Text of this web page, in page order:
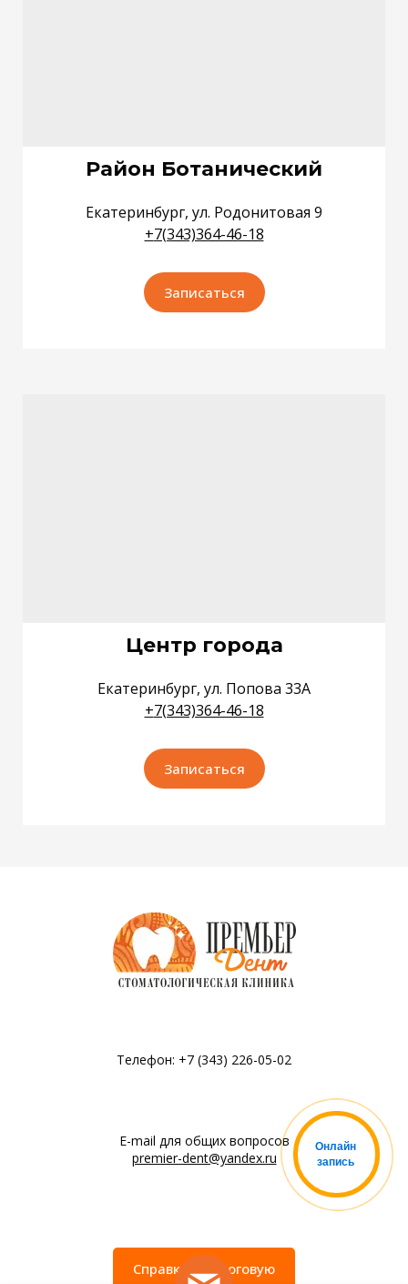
Онлайн
запись
Район Ботанический
Екатеринбург, ул. Родонитовая 9
+7(343)364-46-18
Записаться
Центр города
Екатеринбург, ул. Попова 33А
+7(343)364-46-18
Записаться
Телефон: +7 (343) 226-05-02
E-mail для общих вопросов
premier-dent@yandex.ru
Справка в налоговую